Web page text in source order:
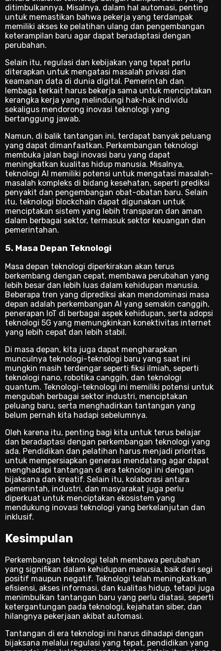
ditimbulkannya. Misalnya, dalam hal automasi, penting
untuk memastikan bahwa pekerja yang terdampak
memiliki akses ke pelatihan ulang dan pengembangan
keterampilan baru agar dapat beradaptasi dengan
perubahan.
Selain itu, regulasi dan kebijakan yang tepat perlu
diterapkan untuk mengatasi masalah privasi dan
keamanan data di dunia digital. Pemerintah dan
lembaga terkait harus bekerja sama untuk menciptakan
kerangka kerja yang melindungi hak-hak individu
sekaligus mendorong inovasi teknologi yang
bertanggung jawab.
Namun, di balik tantangan ini, terdapat banyak peluang
yang dapat dimanfaatkan. Perkembangan teknologi
membuka jalan bagi inovasi baru yang dapat
meningkatkan kualitas hidup manusia. Misalnya,
teknologi AI memiliki potensi untuk mengatasi masalah-
masalah kompleks di bidang kesehatan, seperti prediksi
penyakit dan pengembangan obat-obatan baru. Selain
itu, teknologi blockchain dapat digunakan untuk
menciptakan sistem yang lebih transparan dan aman
dalam berbagai sektor, termasuk sektor keuangan dan
pemerintahan.
5. Masa Depan Teknologi
Masa depan teknologi diperkirakan akan terus
berkembang dengan cepat, membawa perubahan yang
lebih besar dan lebih luas dalam kehidupan manusia.
Beberapa tren yang diprediksi akan mendominasi masa
depan adalah perkembangan AI yang semakin canggih,
penerapan IoT di berbagai aspek kehidupan, serta adopsi
teknologi 5G yang memungkinkan konektivitas internet
yang lebih cepat dan lebih stabil.
Di masa depan, kita juga dapat mengharapkan
munculnya teknologi-teknologi baru yang saat ini
mungkin masih terdengar seperti fiksi ilmiah, seperti
teknologi nano, robotika canggih, dan teknologi
quantum. Teknologi-teknologi ini memiliki potensi untuk
mengubah berbagai sektor industri, menciptakan
peluang baru, serta menghadirkan tantangan yang
belum pernah kita hadapi sebelumnya.
Oleh karena itu, penting bagi kita untuk terus belajar
dan beradaptasi dengan perkembangan teknologi yang
ada. Pendidikan dan pelatihan harus menjadi prioritas
untuk mempersiapkan generasi mendatang agar dapat
menghadapi tantangan di era teknologi ini dengan
bijaksana dan kreatif. Selain itu, kolaborasi antara
pemerintah, industri, dan masyarakat juga perlu
diperkuat untuk menciptakan ekosistem yang
mendukung inovasi teknologi yang berkelanjutan dan
inklusif.
Kesimpulan
Perkembangan teknologi telah membawa perubahan
yang signifikan dalam kehidupan manusia, baik dari segi
positif maupun negatif. Teknologi telah meningkatkan
efisiensi, akses informasi, dan kualitas hidup, tetapi juga
menimbulkan tantangan baru yang perlu diatasi, seperti
ketergantungan pada teknologi, kejahatan siber, dan
hilangnya pekerjaan akibat automasi.
Tantangan di era teknologi ini harus dihadapi dengan
bijaksana melalui regulasi yang tepat, pendidikan yang